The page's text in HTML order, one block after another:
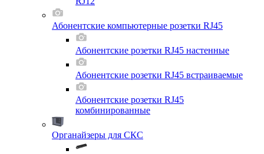
Абонентские компьютерные розетки RJ45
Абонентские розетки RJ45 настенные
Абонентские розетки RJ45 встраиваемые
Абонентские розетки RJ45
комбинированные
Органайзеры для СКС